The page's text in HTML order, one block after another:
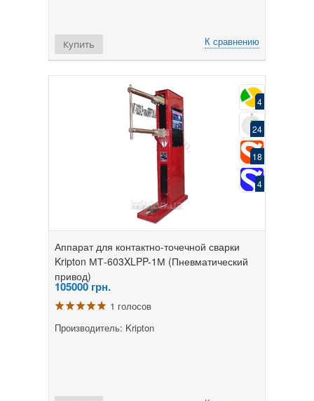
К сравнению
Купить
4
24
18
4
Аппарат для контактно-точечной сварки
Kripton МТ-603XLPP-1М (Пневматический
привод)
105000грн.
1 голосов
Производитель: Kripton